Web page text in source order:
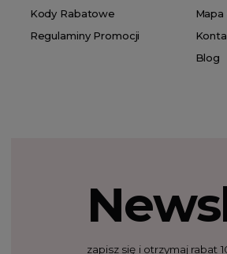
Kody Rabatowe
Regulaminy Promocji
Blog
zapisz się i otrzymaj rabat